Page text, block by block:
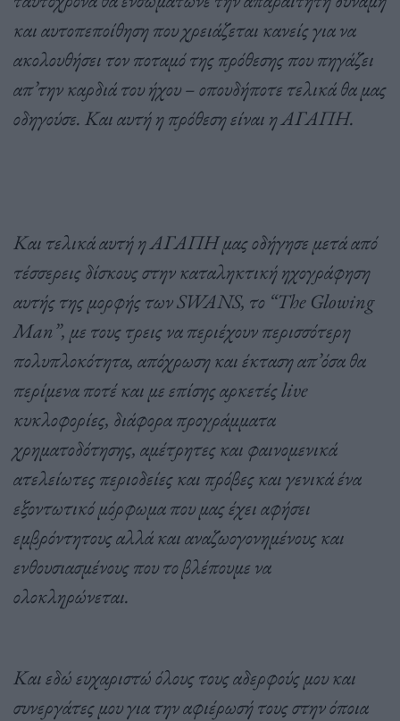
και αυτοπεποίθηση που χρειάζεται κανείς για να
ακολουθήσει τον ποταμό της πρόθεσης που πηγάζει
απ’την καρδιά του ήχου – οπουδήποτε τελικά θα μας
οδηγούσε. Και αυτή η πρόθεση είναι η ΑΓΑΠΗ.
Και τελικά αυτή η ΑΓΑΠΗ μας οδήγησε μετά από
τέσσερεις δίσκους στην καταληκτική ηχογράφηση
αυτής της μορφής των SWANS, το “The Glowing
Man”, με τους τρεις να περιέχουν περισσότερη
πολυπλοκότητα, απόχρωση και έκταση απ’όσα θα
περίμενα ποτέ και με επίσης αρκετές live
κυκλοφορίες, διάφορα προγράμματα
χρηματοδότησης, αμέτρητες και φαινομενικά
ατελείωτες περιοδείες και πρόβες και γενικά ένα
εξοντωτικό μόρφωμα που μας έχει αφήσει
εμβρόντητους αλλά και αναζωογονημένους και
ενθουσιασμένους που το βλέπουμε να
ολοκληρώνεται.
Και εδώ ευχαριστώ όλους τους αδερφούς μου και
συνεργάτες μου για την αφιέρωσή τους στην όποια